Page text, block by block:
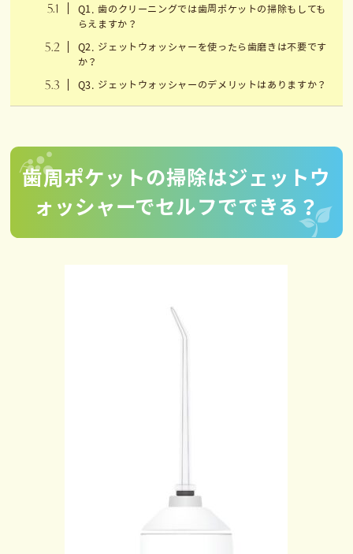
5.1
Q1. 歯のクリーニングでは歯周ポケットの掃除もしても
らえますか？
5.2
Q2. ジェットウォッシャーを使ったら歯磨きは不要です
か？
5.3 Q3. ジェットウォッシャーのデメリットはありますか？
歯周ポケットの掃除はジェットウ
ォッシャーでセルフでできる？